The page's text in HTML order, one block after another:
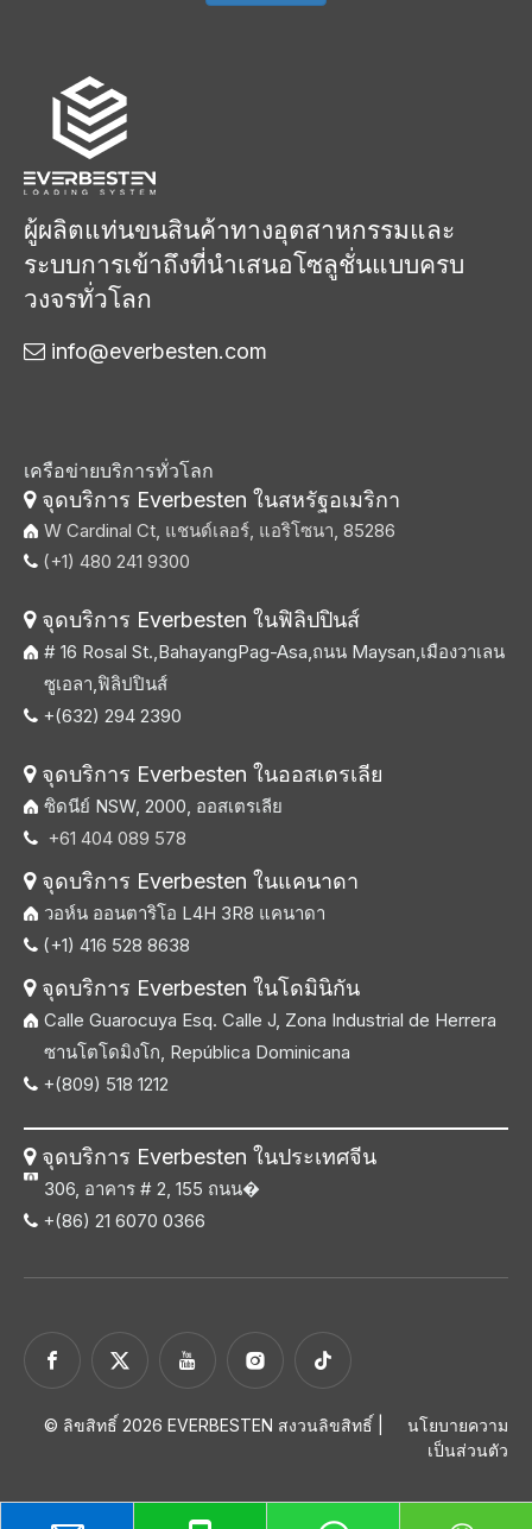
ผู้ผลิตแท่นขนสินค้าทางอุตสาหกรรมและ
ระบบการเข้าถึงที่นำเสนอโซลูชั่นแบบครบ
วงจรทั่วโลก
 info@everbesten.com
เครือข่ายบริการทั่วโลก
จุดบริการ Everbesten ในสหรัฐอเมริกา
W Cardinal Ct, แชนด์เลอร์, แอริโซนา, 85286
 (+1) 480 241 9300
จุดบริการ Everbesten ในฟิลิปปินส์
# 16 Rosal St.,BahayangPag-Asa,ถนน Maysan,เมืองวาเลน
ซูเอลา,ฟิลิปปินส์
 +(632) 294 2390
จุดบริการ Everbesten ในออสเตรเลีย
ซิดนีย์ NSW, 2000, ออสเตรเลีย
 +61 404 089 578
จุดบริการ Everbesten ในแคนาดา
วอห์น ออนตาริโอ L4H 3R8 แคนาดา
 (+1) 416 528 8638
จุดบริการ Everbesten ในโดมินิกัน
Calle Guarocuya Esq. Calle J, Zona Industrial de Herrera
ซานโตโดมิงโก, República Dominicana
 +(809) 518 1212
จุดบริการ Everbesten ในประเทศจีน
306, อาคาร # 2, 155 ถนน�
 +(86) 21 6070 0366
© ลิขสิทธิ์ 2026 EVERBESTEN สงวนลิขสิทธิ์ |
นโยบายความ
เป็นส่วนตัว